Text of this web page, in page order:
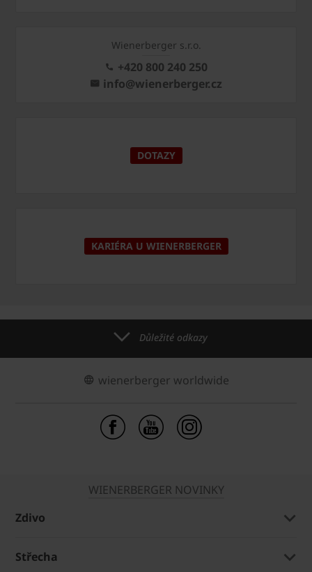
Wienerberger s.r.o.
+420 800 240 250
info@wienerberger.cz
DOTAZY
KARIÉRA U WIENERBERGER
Důležité odkazy
wienerberger worldwide
WIENERBERGER NOVINKY
Zdivo
Střecha